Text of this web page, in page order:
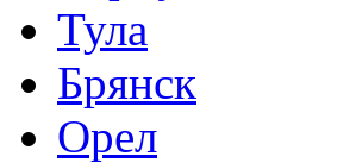
Тула
Брянск
Орел